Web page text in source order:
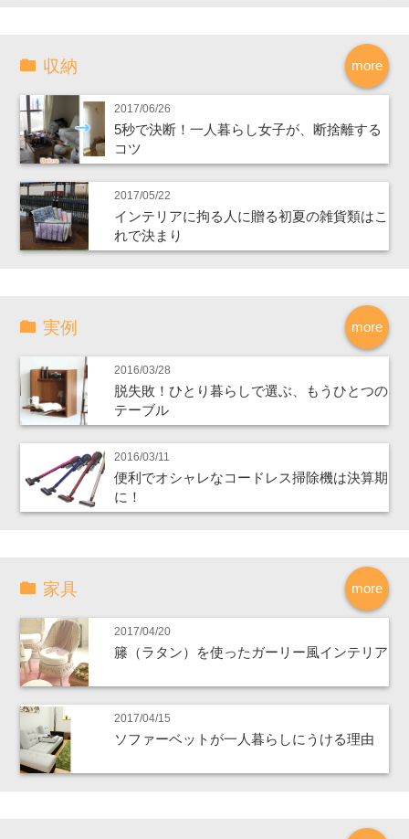
more
収納
2017/06/26
5秒で決断！一人暮らし女子が、断捨離する
コツ
2017/05/22
インテリアに拘る人に贈る初夏の雑貨類はこ
れで決まり
more
実例
2016/03/28
脱失敗！ひとり暮らしで選ぶ、もうひとつの
テーブル
2016/03/11
便利でオシャレなコードレス掃除機は決算期
に！
more
家具
2017/04/20
籐（ラタン）を使ったガーリー風インテリア
2017/04/15
ソファーベットが一人暮らしにうける理由